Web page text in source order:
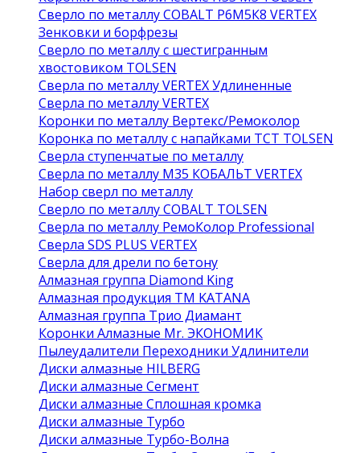
Сверло по металлу COBALT Р6М5К8 VERTEX
Зенковки и борфрезы
Сверло по металлу с шестигранным
хвостовиком TOLSEN
Сверла по металлу VERTEX Удлиненные
Сверла по металлу VERTEX
Коронки по металлу Вертекс/Ремоколор
Коронка по металлу с напайками TCT TOLSEN
Сверла ступенчатые по металлу
Сверла по металлу М35 КОБАЛЬТ VERTEX
Набор сверл по металлу
Сверло по металлу COBALT TOLSEN
Сверла по металлу РемоКолор Professional
Сверла SDS PLUS VERTEX
Сверла для дрели по бетону
Алмазная группа Diamond King
Алмазная продукция ТМ KATANA
Алмазная группа Трио Диамант
Коронки Алмазные Mr. ЭКОНОМИК
Пылеудалители Переходники Удлинители
Диски алмазные HILBERG
Диски алмазные Сегмент
Диски алмазные Сплошная кромка
Диски алмазные Турбо
Диски алмазные Турбо-Волна